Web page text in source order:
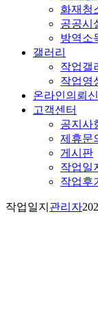
화재청
공공시
방역소
갤러리
작업갤
작업영
온라인의뢰
고객센터
공지사
제휴문
게시판
작업일
작업후
작업일지 관리자